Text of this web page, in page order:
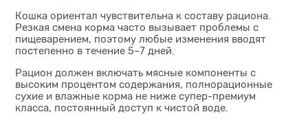
Кошка ориентал чувствительна к составу рациона.
Резкая смена корма часто вызывает проблемы с
пищеварением, поэтому любые изменения вводят
постепенно в течение 5–7 дней.
Рацион должен включать мясные компоненты с
высоким процентом содержания, полнорационные
сухие и влажные корма не ниже супер-премиум
класса, постоянный доступ к чистой воде.